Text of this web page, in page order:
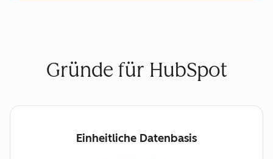
Gründe für HubSpot
Einheitliche Datenbasis